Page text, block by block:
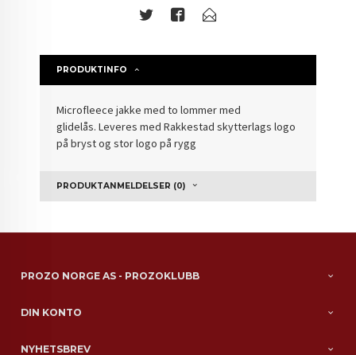
PRODUKTINFO
Microfleece jakke med to lommer med
glidelås. Leveres med Rakkestad skytterlags logo
på bryst og stor logo på rygg
PRODUKTANMELDELSER (0)
PROZO NORGE AS - PROZOKLUBB
DIN KONTO
NYHETSBREV